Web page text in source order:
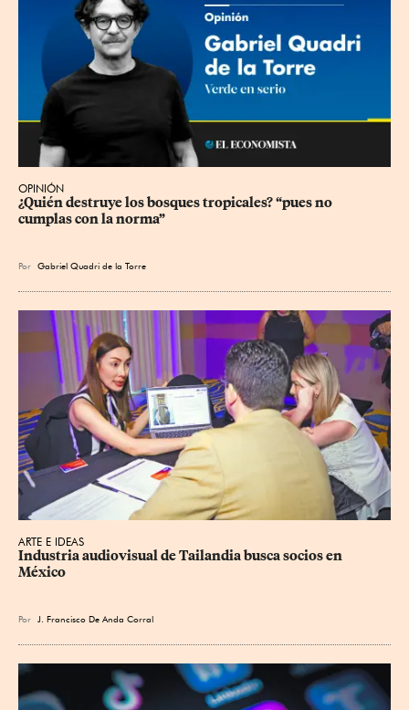
OPINIÓN
¿Quién destruye los bosques tropicales? “pues no
cumplas con la norma”
Por Gabriel Quadri de la Torre
ARTE E IDEAS
Industria audiovisual de Tailandia busca socios en
México
Por J. Francisco De Anda Corral